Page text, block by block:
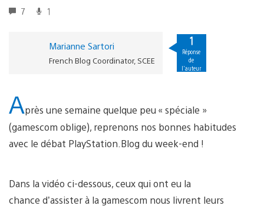
7 1
Marianne Sartori
French Blog Coordinator, SCEE
1
Réponse
de
l'auteur
Après une semaine quelque peu « spéciale »
(gamescom oblige), reprenons nos bonnes habitudes
avec le débat PlayStation.Blog du week-end !
Dans la vidéo ci-dessous, ceux qui ont eu la
chance d’assister à la gamescom nous livrent leurs